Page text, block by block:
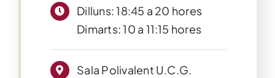
Dilluns: 18:45 a 20 hores
Dimarts: 10 a 11:15 hores
Sala Polivalent U.C.G.